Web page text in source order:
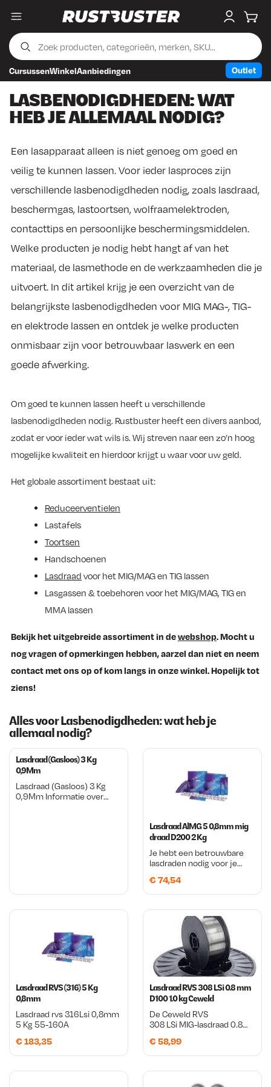
Skip to content
Skip to footer
Menu My
CursussenWinkelAanbiedingen Outlet
LASBENODIGDHEDEN: WAT
HEB JE ALLEMAAL NODIG?
Alles voor Lasbenodigdheden: wat heb je
allemaal nodig?
Lasdraad (Gasloos) 3 Kg
0,9Mm
Lasdraad (Gasloos) 3 Kg
0,9Mm Informatie over
Lasdraad AlMG 5 0,8mm mig
draad D200 2 Kg
Je hebt een betrouwbare
lasdraden nodig voor je
aluminium MIG-draad biedt
uitstekende
schone naad.
€ 74,54
Lasdraad RVS (316) 5 Kg
0,8mm
Lasdraad rvs 316Lsi 0,8mm
5 Kg 55-160A
€ 183,35
Lasdraad RVS 308 LSi 0.8 mm
D100 1.0 kg Ceweld
De Ceweld RVS
308 LSi MIG-lasdraad 0.8
constante kwaliteit, stabiele
draadaanvoer en
€ 58,99
Een lasapparaat alleen is niet genoeg om goed en
veilig te kunnen lassen. Voor ieder lasproces zijn
verschillende lasbenodigdheden nodig, zoals lasdraad,
beschermgas, lastoortsen, wolfraamelektroden,
contacttips en persoonlijke beschermingsmiddelen.
Welke producten je nodig hebt hangt af van het
materiaal, de lasmethode en de werkzaamheden die je
uitvoert. In dit artikel krijg je een overzicht van de
belangrijkste lasbenodigdheden voor MIG MAG-, TIG-
en elektrode lassen en ontdek je welke producten
onmisbaar zijn voor betrouwbaar laswerk en een
goede afwerking.
Om goed te kunnen lassen heeft u verschillende
lasbenodigdheden nodig. Rustbuster heeft een divers aanbod,
zodat er voor ieder wat wils is. Wij streven naar een zo’n hoog
mogelijke kwaliteit en hierdoor krijgt u waar voor uw geld.
Het globale assortiment bestaat uit:
Reduceerventielen
Lastafels
Toortsen
Handschoenen
Lasdraad voor het MIG/MAG en TIG lassen
Lasgassen & toebehoren voor het MIG/MAG, TIG en
MMA lassen
Bekijk het uitgebreide assortiment in dewebshop. Mocht u
nog vragen of opmerkingen hebben, aarzel dan niet en neem
contact met ons op of kom langs in onze winkel. Hopelijk tot
ziens!